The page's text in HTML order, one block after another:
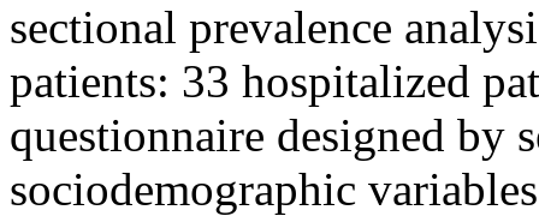
sectional prevalence
patients: 33 hospitalized
questionnaire designed by
sociodemographic